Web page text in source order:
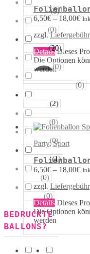
6,50€– 18,00€
zzgl.Liefergebühr
Details Dieses
Die Optionen
werden
Party,Sport
6,50€– 18,00€
zzgl. Liefergebühr
Details Dieses
Die Optionen
werden
Herzen (0)
(0)
Runde (20)
Tropfen (0)
Riesen−Kugeln (0)
(2)
Säulen (0)
Portale (0)
Figuren (1)
(0)
(0)
BEDRUCKTE
BALLONS?